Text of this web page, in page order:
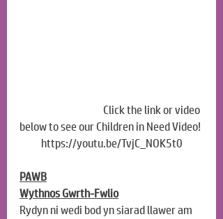
Click the link or video
below to see our Children in Need Video!
https://youtu.be/TvjC_NOK5t0
PAWB
Wythnos Gwrth-Fwlio
Rydyn ni wedi bod yn siarad llawer am